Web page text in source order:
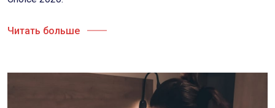
Читать больше